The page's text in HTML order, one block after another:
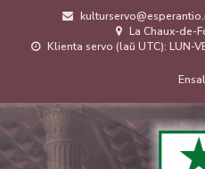
La Chaux-de-
Klienta servo (laŭ UTC): LUN-
de
uzanto